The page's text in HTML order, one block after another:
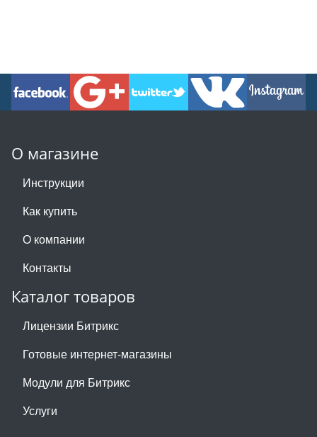
О магазине
Инструкции
Как купить
О компании
Контакты
Каталог товаров
Лицензии Битрикс
Готовые интернет-магазины
Модули для Битрикс
Услуги